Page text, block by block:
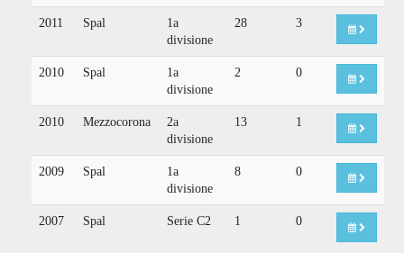
2011 Spal
1a
divisione
28 3
2010 Spal
1a
divisione
2 0
2010 Mezzocorona
2a
divisione
13 1
2009 Spal
1a
divisione
8 0
2007 Spal Serie C2 1 0